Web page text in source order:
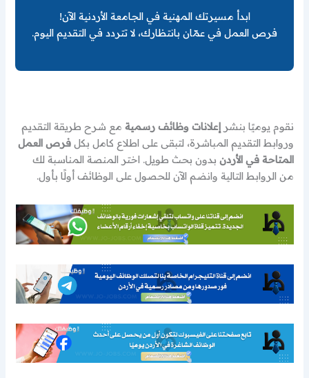
ابدأ مسيرتك المهنية في الجامعة الأردنية الآن!
فرص العمل في عمّان بانتظارك، لا تتردد في التقديم اليوم.
نقوم يوميًا بنشرإعلانات وظائف رسمية مع شرح طريقة التقديم
وروابط التقديم المباشرة، لتبقى على اطلاع كامل بكلفرص العمل
المتاحة في الأردن بدون بحث طويل. اختر المنصة المناسبة لك
من الروابط التالية وانضم الآن للحصول على الوظائف أولًا بأول.